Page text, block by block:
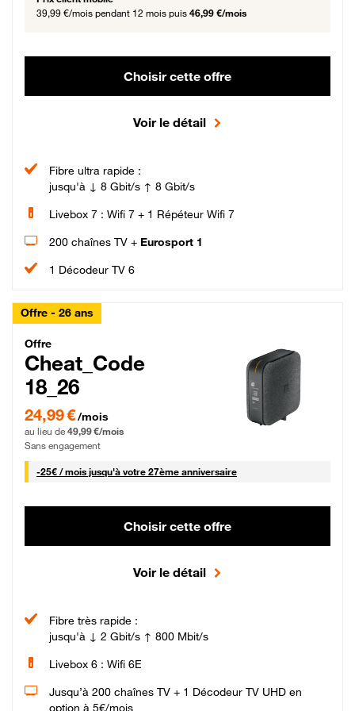
39,99 €/mois pendant 12 mois puis 46,99 €/mois
Choisir cette offre
Voir le détail
Fibre ultra rapide :
jusqu'à ↓ 8 Gbit/s ↑ 8 Gbit/s
Livebox 7 : Wifi 7 + 1 Répéteur Wifi 7
200 chaînes TV + Eurosport 1
1 Décodeur TV 6
Offre - 26 ans
Cheat_Code Fibre_18_26
Offre
Cheat_Code
18_26
24,99 € par mois pendant 0 mois puis 49,99 € par mois, Sans engagement
24,99 €/mois
au lieu de 49,99 €/mois
Sans engagement
-25€ / mois25 € par mois
jusqu'à votre 27ème anniversaire
Choisir cette offre
Voir le détail
Fibre très rapide :
jusqu'à ↓ 2 Gbit/s ↑ 800 Mbit/s
Livebox 6 : Wifi 6E
Jusqu’à 200 chaînes TV + 1 Décodeur TV UHD en
option à 5€/mois